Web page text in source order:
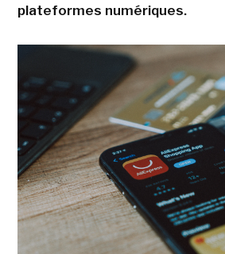
plateformes numériques.